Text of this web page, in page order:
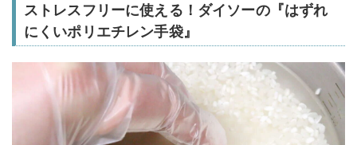
ストレスフリーに使える！ダイソーの『はずれ
にくいポリエチレン手袋』